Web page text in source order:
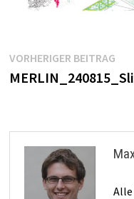
VORHERIGER BEITRAG
Alle